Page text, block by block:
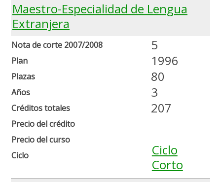
Maestro-Especialidad de Lengua
Extranjera
Nota de corte 2007/2008
Plan
Plazas
Años
Créditos totales
Precio del crédito
Precio del curso
Ciclo
5
1996
80
3
207
Ciclo
Corto